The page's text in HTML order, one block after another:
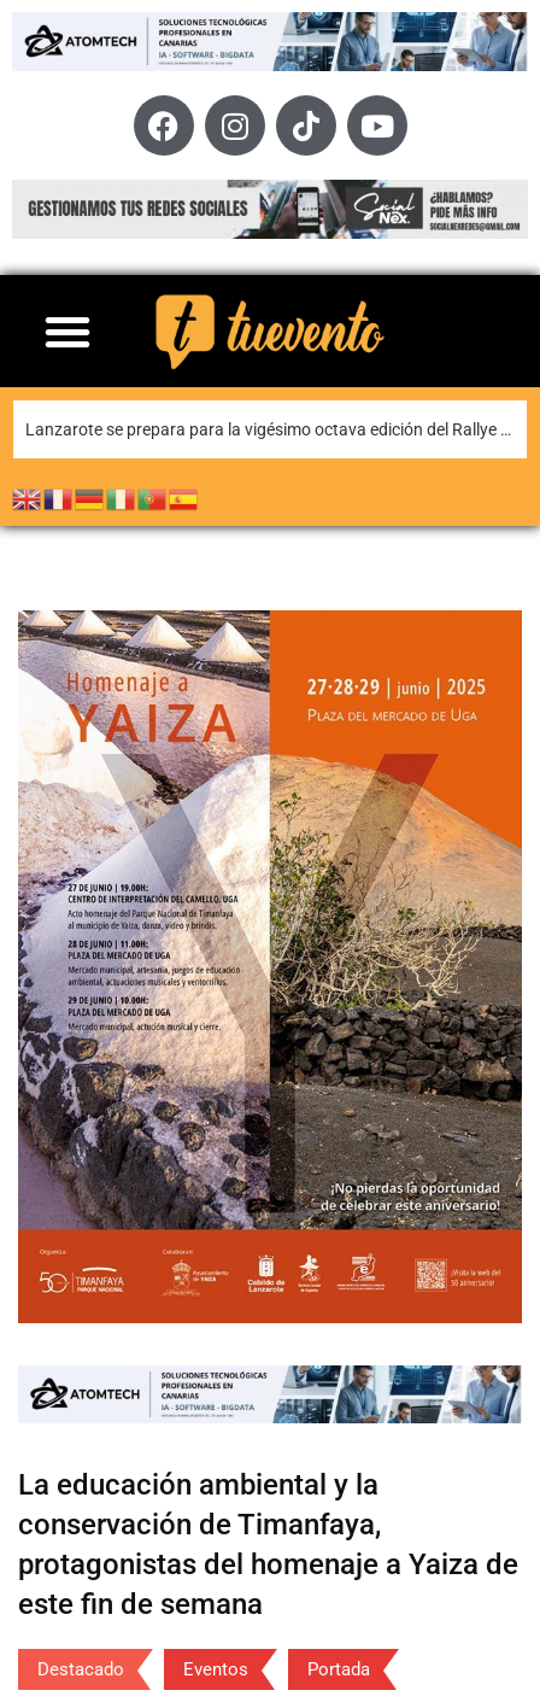
La historia y la música dialogan en Yaiza
La educación ambiental y la
conservación de Timanfaya,
protagonistas del homenaje a Yaiza de
este fin de semana
Destacado Eventos Portada